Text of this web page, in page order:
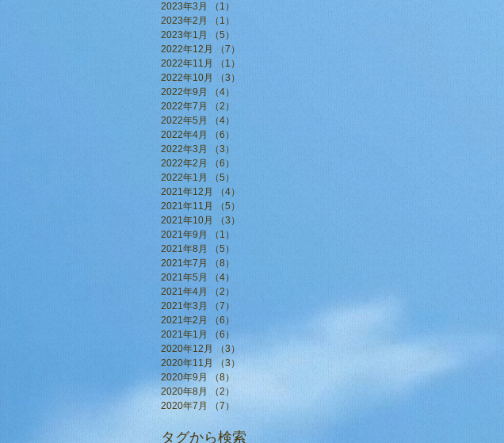
2023年3月
（1） 1件の記事
2023年2月
（1）1件の記事
2023年1月
（5）
2022年12月
（7）
7件の記事
2022年11月
（1）
1件の記事
2022年10月 （3）
3件の記事
2022年9月
（4）
4件の記事
2022年7月
（2）
2022年5月
（4） 4件の記事
2022年4月
（6）
2022年3月
（3）
2022年2月
（6）
2022年1月
（5） 5件の記事
2021年12月
（4）
2021年11月
（5）
5件の記事
2021年10月
（3）
3件の記事
2021年9月
（1）
2021年8月
（5）
5件の記事
2021年7月
（8）
8件の記事
2021年5月
（4）
2021年4月
（2）
2021年3月
（7） 7件の記事
2021年2月
（6）
6件の記事
2021年1月
（6） 6件の記事
2020年12月
（3）
3件の記事
2020年11月 （3）
3件の記事
2020年9月
（8） 8件の記事
2020年8月
（2）
2件の記事
2020年7月
（7） 7件の記事
タグから検索